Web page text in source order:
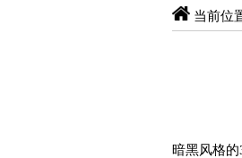
当前位
暗黑风格